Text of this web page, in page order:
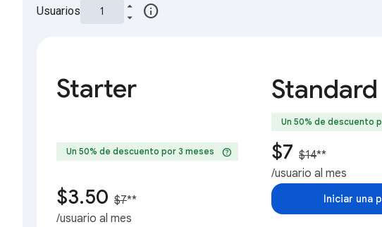
Usuarios info
Starter
Un 50% de descuento por 3 meses help
$3.50 $7**
/usuario al mes
Standard
Un 50% de descuento
$7 $14**
/usuario al mes
Iniciar una